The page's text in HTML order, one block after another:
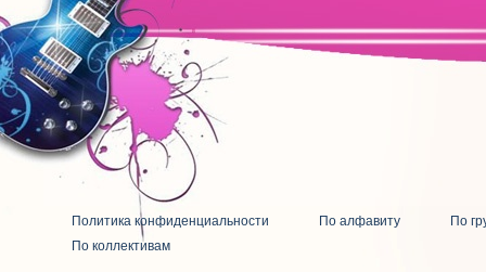
Политика конфиденциальности По алфавиту
По
По коллективам